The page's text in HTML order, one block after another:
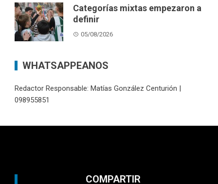
Categorías mixtas empezaron a
definir
05/08/2026
WHATSAPPEANOS
Redactor Responsable: Matías González Centurión |
098955851
COMPARTIR